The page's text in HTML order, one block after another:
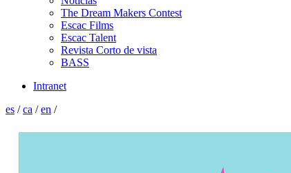
The Dream Makers Contest
Escac Films
Escac Talent
Revista Corto de vista
BASS
Intranet
es /ca /en /